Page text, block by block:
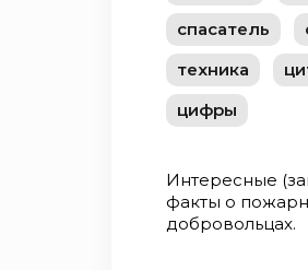
спасатель
техника
цифры
Интересные
факты о
добровольцах.